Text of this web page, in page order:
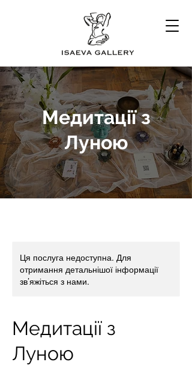
Медитації з
Луною
Ця послуга недоступна. Для
отримання детальнішої інформації
зв’яжіться з нами.
Медитації з
Луною